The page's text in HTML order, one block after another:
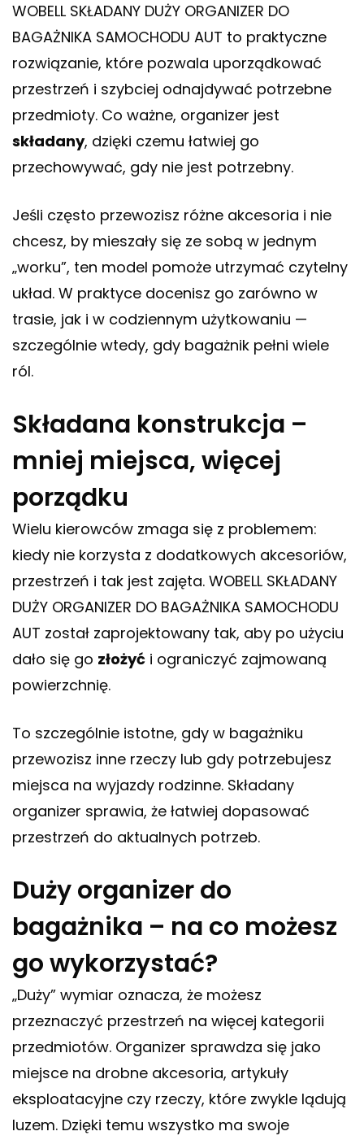
WOBELL SKŁADANY DUŻY ORGANIZER DO
BAGAŻNIKA SAMOCHODU AUT to praktyczne
rozwiązanie, które pozwala uporządkować
przestrzeń i szybciej odnajdywać potrzebne
przedmioty. Co ważne, organizer jest
składany, dzięki czemu łatwiej go
przechowywać, gdy nie jest potrzebny.
Jeśli często przewozisz różne akcesoria i nie
chcesz, by mieszały się ze sobą w jednym
„worku”, ten model pomoże utrzymać czytelny
układ. W praktyce docenisz go zarówno w
trasie, jak i w codziennym użytkowaniu —
szczególnie wtedy, gdy bagażnik pełni wiele
ról.
Składana konstrukcja –
mniej miejsca, więcej
porządku
Wielu kierowców zmaga się z problemem:
kiedy nie korzysta z dodatkowych akcesoriów,
przestrzeń i tak jest zajęta. WOBELL SKŁADANY
DUŻY ORGANIZER DO BAGAŻNIKA SAMOCHODU
AUT został zaprojektowany tak, aby po użyciu
dało się go złożyć i ograniczyć zajmowaną
powierzchnię.
To szczególnie istotne, gdy w bagażniku
przewozisz inne rzeczy lub gdy potrzebujesz
miejsca na wyjazdy rodzinne. Składany
organizer sprawia, że łatwiej dopasować
przestrzeń do aktualnych potrzeb.
Duży organizer do
bagażnika – na co możesz
go wykorzystać?
„Duży” wymiar oznacza, że możesz
przeznaczyć przestrzeń na więcej kategorii
przedmiotów. Organizer sprawdza się jako
miejsce na drobne akcesoria, artykuły
eksploatacyjne czy rzeczy, które zwykle lądują
luzem. Dzięki temu wszystko ma swoje